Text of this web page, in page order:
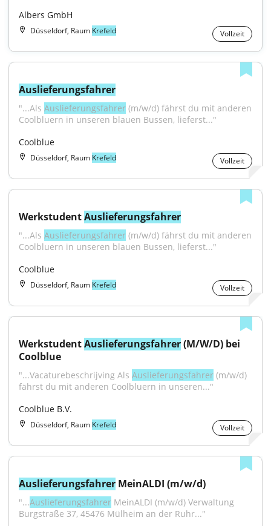
Albers GmbH
Düsseldorf, Raum Krefeld Vollzeit
Auslieferungsfahrer
"...Als Auslieferungsfahrer (m/w/d) fährst du mit anderen
Coolbluern in unseren blauen Bussen, lieferst..."
Coolblue
Düsseldorf, Raum Krefeld Vollzeit
Werkstudent Auslieferungsfahrer
"...Als Auslieferungsfahrer (m/w/d) fährst du mit anderen
Coolbluern in unseren blauen Bussen, lieferst..."
Coolblue
Düsseldorf, Raum Krefeld Vollzeit
Werkstudent Auslieferungsfahrer (M/W/D) bei
Coolblue
"...Vacaturebeschrijving Als Auslieferungsfahrer (m/w/d)
fährst du mit anderen Coolbluern in unseren..."
Coolblue B.V.
Düsseldorf, Raum Krefeld Vollzeit
Auslieferungsfahrer MeinALDI (m/w/d)
"...Auslieferungsfahrer MeinALDI (m/w/d) Verwaltung
Burgstraße 37, 45476 Mülheim an der Ruhr..."